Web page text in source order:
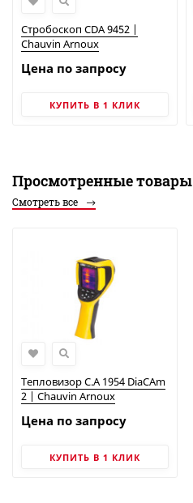
Стробоскоп CDA 9452 |
Chauvin Arnoux
Цена по запросу
КУПИТЬ В 1 КЛИК
Просмотренные товары
Смотреть все
Тепловизор C.A 1954 DiaCAm
2 | Chauvin Arnoux
Цена по запросу
КУПИТЬ В 1 КЛИК